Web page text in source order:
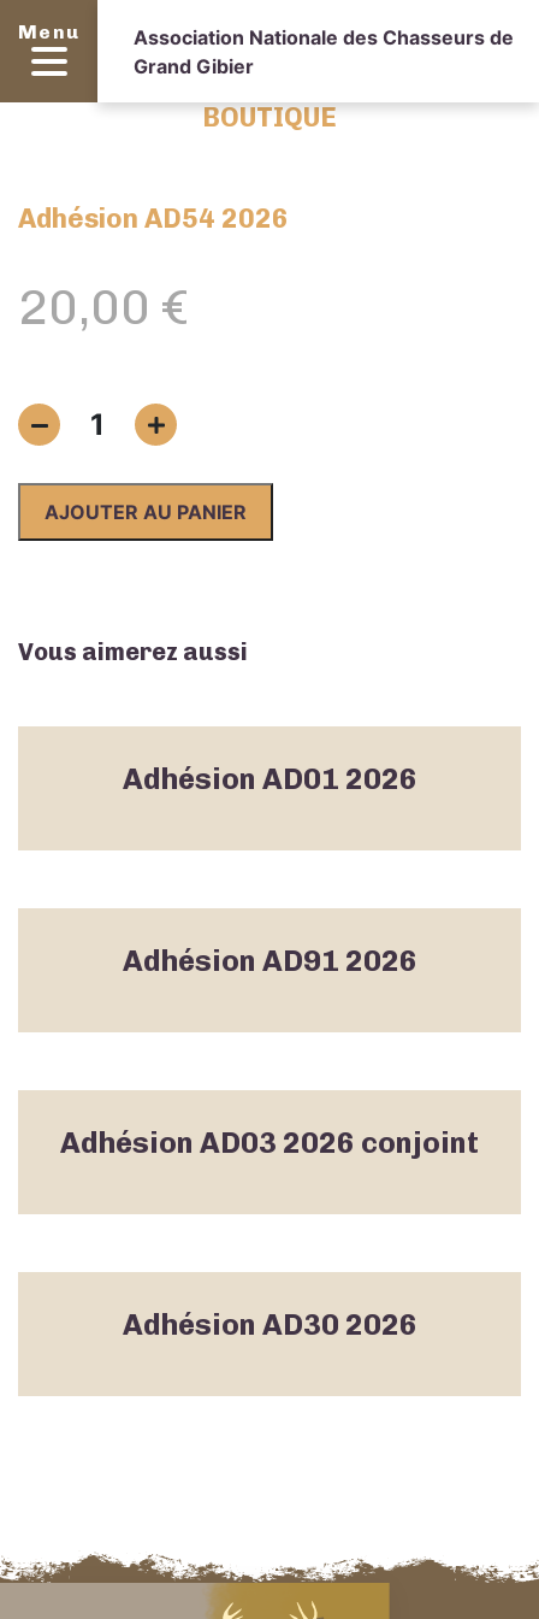
Menu
Association Nationale des Chasseurs de
Grand Gibier
BOUTIQUE
Adhésion AD54 2026
20,00 €
quantité
de
AD54
2026
1
AJOUTER AU PANIER
Vous aimerez aussi
Adhésion AD01 2026
Adhésion AD91 2026
Adhésion AD03 2026 conjoint
Adhésion AD30 2026